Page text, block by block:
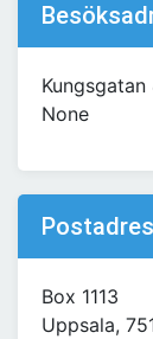
None
Box 1113
Uppsala,